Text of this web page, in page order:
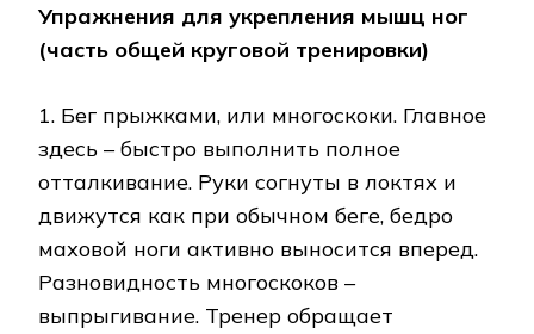
Упражнения для укрепления мышц ног
(часть общей круговой тренировки)
1. Бег прыжками, или многоскоки. Главное
здесь – быстро выполнить полное
отталкивание. Руки согнуты в локтях и
движутся как при обычном беге, бедро
маховой ноги активно выносится вперед.
Разновидность многоскоков –
выпрыгивание. Тренер обращает